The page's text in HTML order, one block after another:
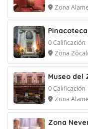
Zona
0 Calificación
Zona
Museo
0 Calificación
Zona
Zona